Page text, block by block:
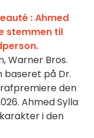
: Ahmed
stemmen til
Warner Bros.
baseret på Dr.
den
Ahmed Sylla
i den